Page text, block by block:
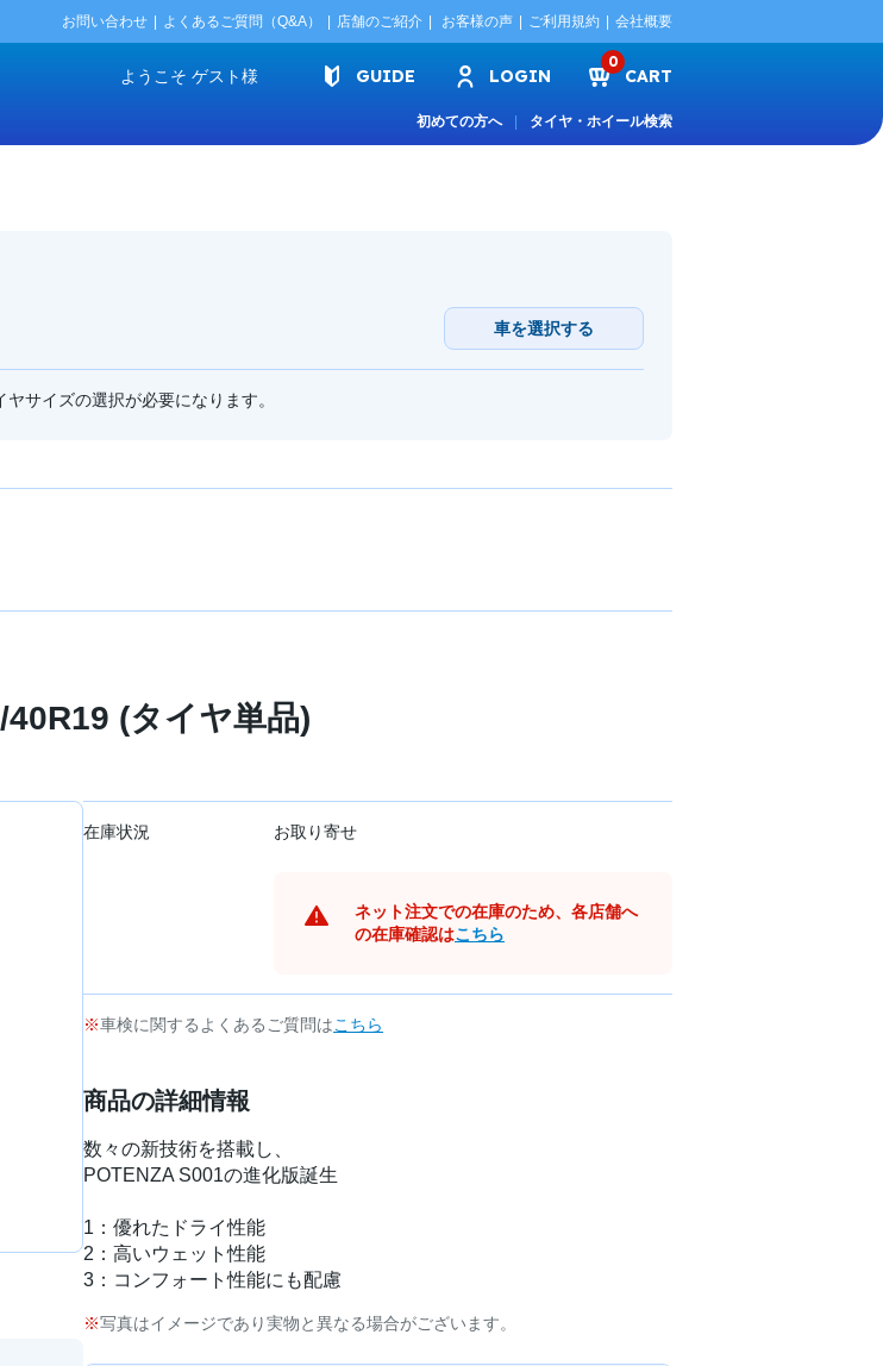
お問い合わせ よくあるご質問（Q&A） 店舗のご紹介 お客様の声 ご利用規約 会社概要
ようこそ ゲスト様 GUIDE LOGIN
0
CART
初めての方へ タイヤ・ホイール検索
車を選択する
サイズの選択が必要になります。
(タイヤ単品)
在庫状況 お取り寄せ
ネット注文での在庫のため、各店舗へ
の在庫確認はこちら
車検に関するよくあるご質問はこちら
商品の詳細情報
数々の新技術を搭載し、
POTENZA S001の進化版誕生
1：優れたドライ性能
2：高いウェット性能
3：コンフォート性能にも配慮
写真はイメージであり実物と異なる場合がございます。